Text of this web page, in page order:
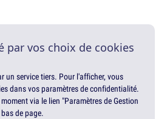
par vos choix de cookies
un service tiers. Pour l'afficher, vous
dans vos paramètres de confidentialité.
via le lien "Paramètres de Gestion
de page.